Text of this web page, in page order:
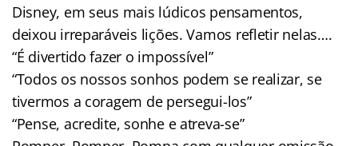
Disney, em seus mais lúdicos pensamentos,
deixou irreparáveis lições. Vamos refletir nelas….
“É divertido fazer o impossível”
“Todos os nossos sonhos podem se realizar, se
tivermos a coragem de persegui-los”
“Pense, acredite, sonhe e atreva-se”